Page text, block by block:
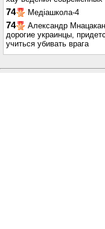
74 Медіашкола-4
74
Александр
дорогие украинцы,
учиться убивать врага